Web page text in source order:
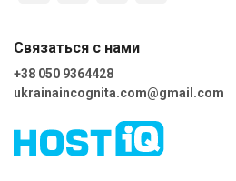
Связаться с нами
+38 050 9364428
ukrainaincognita.com@gmail.com